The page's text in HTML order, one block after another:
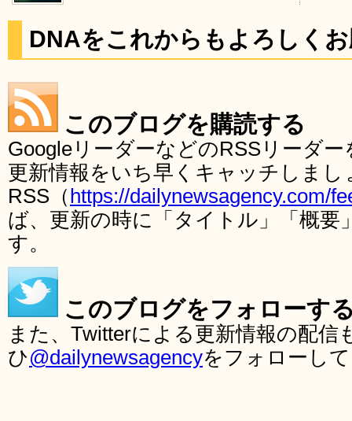
DNAをこれからもよろしく
このブログを購読する
GoogleリーダーなどのRSSリーダ
更新情報をいち早くキャッチしま
RSS（ https://dailynewsagency.com/
ば、更新の時に「タイトル」「概要
す。
このブログをフォローす
また、Twitterによる更新情報の配
ひ@dailynewsagencyをフォローし